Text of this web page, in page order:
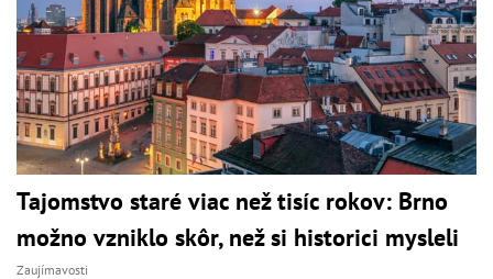
Tajomstvo staré viac než tisíc rokov: Brno
možno vzniklo skôr, než si historici mysleli
Zaujímavosti